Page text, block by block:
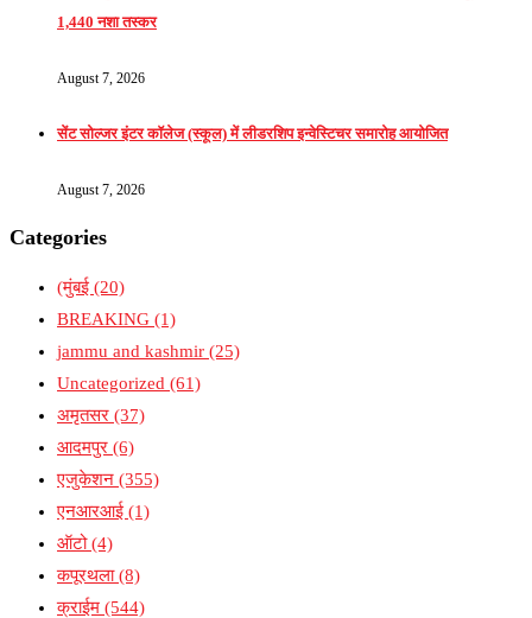
1,440 नशा तस्कर
August 7, 2026
सेंट सोल्जर इंटर कॉलेज (स्कूल) में लीडरशिप इन्वेस्टिचर समारोह आयोजित
August 7, 2026
Categories
(मुंबई (20)
BREAKING (1)
jammu and kashmir (25)
Uncategorized (61)
अमृतसर (37)
आदमपुर (6)
एजुकेशन (355)
एनआरआई (1)
ऑटो(4)
कपूरथला(8)
क्राईम (544)